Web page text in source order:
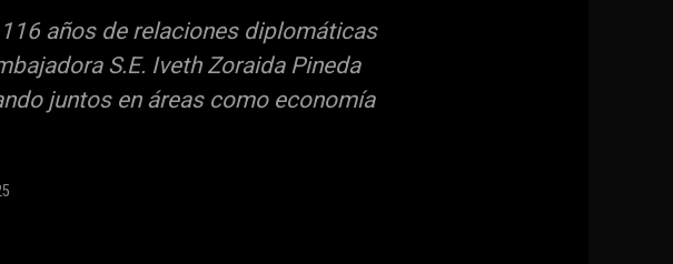
años de relaciones diplomáticas
S.E. Iveth Zoraida Pineda
juntos en áreas como economía